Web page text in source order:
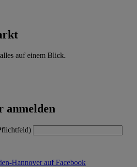
auf einem Blick.
anmelden
Hannover auf Facebook